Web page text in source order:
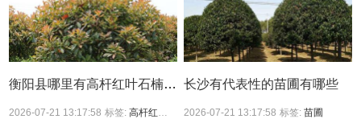
衡阳县哪里有高杆红叶石楠买？
2026-07-21 13:17:58 标签:高杆红叶石楠
长沙有代表性的苗圃有哪些
2026-07-21 13:17:58 标签:苗圃